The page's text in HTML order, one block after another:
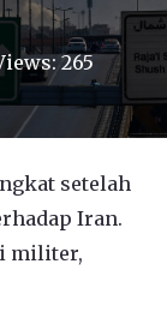
265
setelah
Iran.
militer,